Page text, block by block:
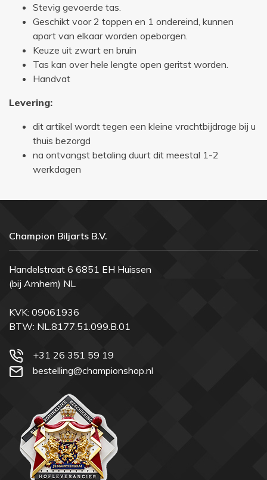
Stevig gevoerde tas.
Geschikt voor 2 toppen en 1 ondereind, kunnen
apart van elkaar worden opeborgen.
Keuze uit zwart en bruin
Tas kan over hele lengte open geritst worden.
Handvat
Levering:
dit artikel wordt tegen een kleine vrachtbijdrage bij u
thuis bezorgd
na ontvangst betaling duurt dit meestal 1-2
werkdagen
Champion Biljarts B.V.
Handelstraat 6 6851 EH Huissen
(bij Arnhem) NL
KVK: 09061936
BTW: NL.8177.51.099.B.01
+31 26 351 59 19
bestelling@championshop.nl